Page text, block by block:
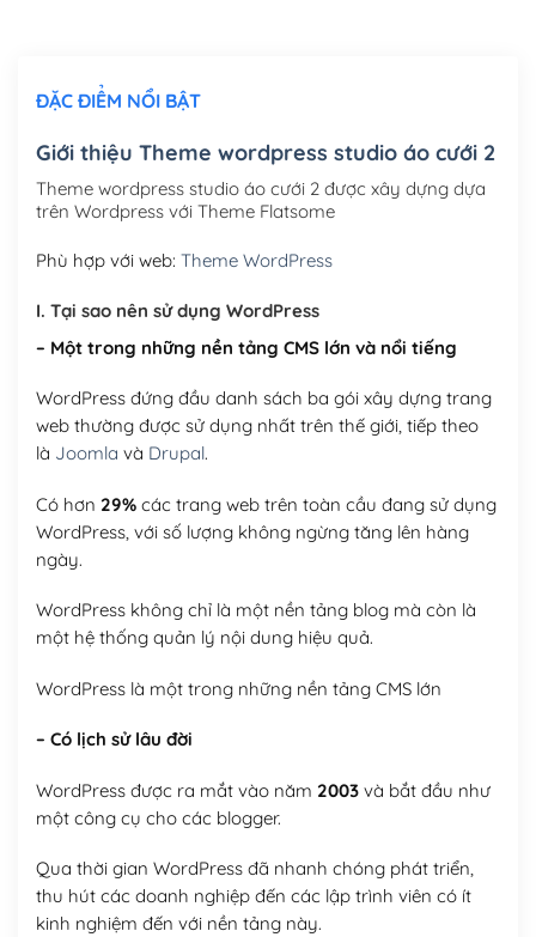
Mua thêm Host + Tên miền
Tên miền Việt Nam .vn (1 năm)(+550,000₫)
Hosting 5GB SSD (1 năm)
ĐẶC ĐIỂM NỔI BẬT
Giới thiệu Theme wordpress studio áo cưới 2
Theme wordpress studio áo cưới 2 được xây dựng dựa
trên Wordpress với Theme Flatsome
Phù hợp với web: Theme WordPress
I. Tại sao nên sử dụng WordPress
– Một trong những nền tảng CMS lớn và nổi tiếng
WordPress đứng đầu danh sách ba gói xây dựng trang
web thường được sử dụng nhất trên thế giới, tiếp theo
là Joomla và Drupal.
Có hơn 29%các trang web trên toàn cầu đang sử dụng
WordPress, với số lượng không ngừng tăng lên hàng
ngày.
WordPress không chỉ là một nền tảng blog mà còn là
một hệ thống quản lý nội dung hiệu quả.
WordPress là một trong những nền tảng CMS lớn
– Có lịch sử lâu đời
WordPress được ra mắt vào năm 2003và bắt đầu như
một công cụ cho các blogger.
Qua thời gian WordPress đã nhanh chóng phát triển,
thu hút các doanh nghiệp đến các lập trình viên có ít
kinh nghiệm đến với nền tảng này.